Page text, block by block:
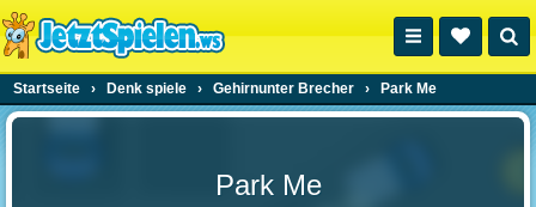
Startseite › Denk spiele › Gehirnunter Brecher › Park Me
Park Me